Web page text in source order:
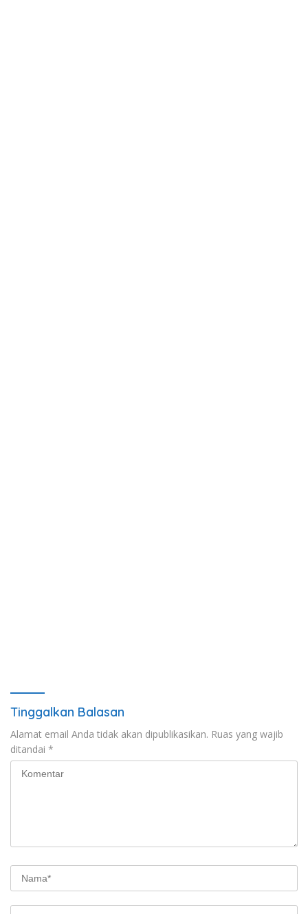
Tinggalkan Balasan
Alamat email Anda tidak akan dipublikasikan. Ruas yang wajib
ditandai *